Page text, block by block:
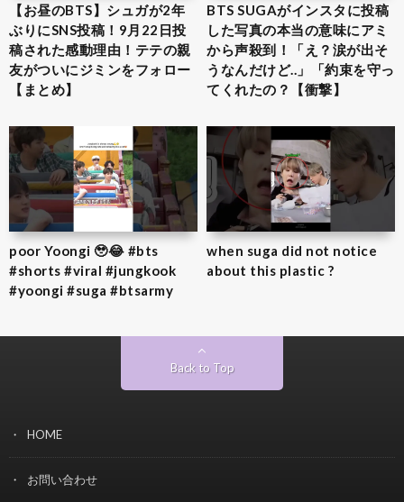
【お昼のBTS】シュガが2年
ぶりにSNS投稿！9月22日投
稿された感動理由！テテの親
友がついにジミンをフォロー
【まとめ】
BTS SUGAがインスタに投稿
した写真の本当の意味にアミ
から声殺到！「え？涙が出そ
うなんだけど..」「約束を守っ
てくれたの？【衝撃】
poor Yoongi 🥹😂 #bts
#shorts #viral #jungkook
#yoongi #suga #btsarmy
when suga did not notice
about this plastic ?
Back to Top
HOME
お問い合わせ